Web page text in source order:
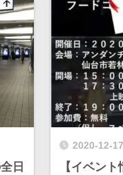
日
2020-12-17
【イベン